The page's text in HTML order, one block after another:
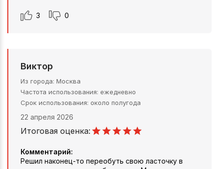
3 0
Виктор
Из города Москва
Частота использования ежедневно
Срок использования около полугода
22 апреля 2026
Итоговая оценка:
Комментарий:
Решил наконец-то переобуть свою ласточку в